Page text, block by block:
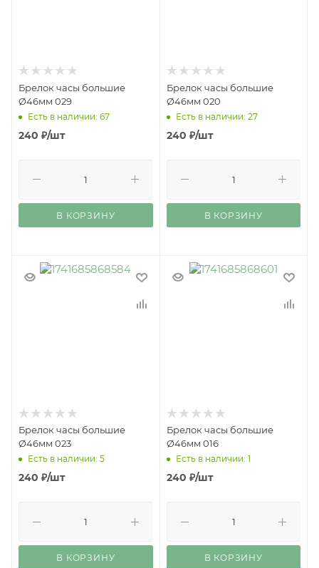
Брелок часы большие
Ø46мм 029
Есть в наличии: 67
240 ₽/шт
В КОРЗИНУ
Брелок часы большие
Ø46мм 020
Есть в наличии: 27
240 ₽/шт
В КОРЗИНУ
Брелок часы большие
Ø46мм 023
Есть в наличии: 5
240 ₽/шт
В КОРЗИНУ
Брелок часы большие
Ø46мм 016
Есть в наличии: 1
240 ₽/шт
В КОРЗИНУ